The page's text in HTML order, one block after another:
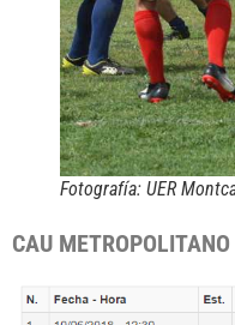
Fotografía: UER
CAU